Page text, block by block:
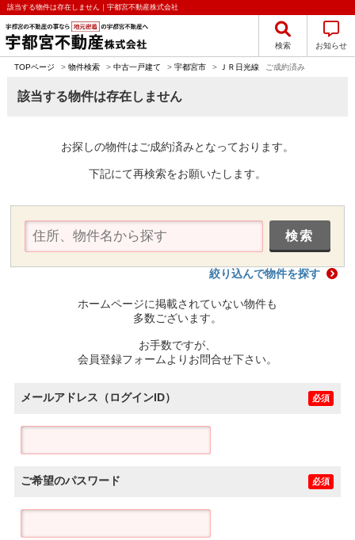
該当する物件は存在しません｜宇都宮不動産株式会社
検索 お知らせ
TOPページ > 物件検索 > 中古一戸建て > 宇都宮市 > ＪＲ日光線 ご成約済み
該当する物件は存在しません
お探しの物件はご成約済みとなっております。
下記にて再検索をお願いたします。
絞り込んで物件を探す
ホームページに掲載されていない物件も
多数ございます。
お手数ですが、
会員登録フォームよりお問合せ下さい。
メールアドレス（ログインID） 必須
ご希望のパスワード 必須